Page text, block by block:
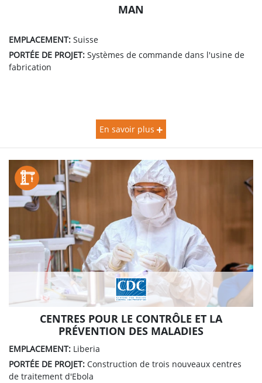
MAN
EMPLACEMENT: Suisse
PORTÉE DE PROJET: Systèmes de commande dans l'usine de
fabrication
En savoir plus
CENTRES POUR LE CONTRÔLE ET LA
PRÉVENTION DES MALADIES
EMPLACEMENT: Liberia
PORTÉE DE PROJET: Construction de trois nouveaux centres
de traitement d'Ebola